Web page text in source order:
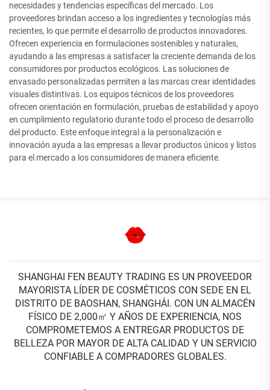
necesidades y tendencias específicas del mercado. Los
proveedores brindan acceso a los ingredientes y tecnologías más
recientes, lo que permite el desarrollo de productos innovadores.
Ofrecen experiencia en formulaciones sostenibles y naturales,
ayudando a las empresas a satisfacer la creciente demanda de los
consumidores por productos ecológicos. Las soluciones de
envasado personalizadas permiten a las marcas crear identidades
visuales distintivas. Los equipos técnicos de los proveedores
ofrecen orientación en formulación, pruebas de estabilidad y apoyo
en cumplimiento regulatorio durante todo el proceso de desarrollo
del producto. Este enfoque integral a la personalización e
innovación ayuda a las empresas a llevar productos únicos y listos
para el mercado a los consumidores de manera eficiente.
SHANGHAI FEN BEAUTY TRADING ES UN PROVEEDOR
MAYORISTA LÍDER DE COSMÉTICOS CON SEDE EN EL
DISTRITO DE BAOSHAN, SHANGHÁI. CON UN ALMACÉN
FÍSICO DE 2,000㎡ Y AÑOS DE EXPERIENCIA, NOS
COMPROMETEMOS A ENTREGAR PRODUCTOS DE
BELLEZA POR MAYOR DE ALTA CALIDAD Y UN SERVICIO
CONFIABLE A COMPRADORES GLOBALES.